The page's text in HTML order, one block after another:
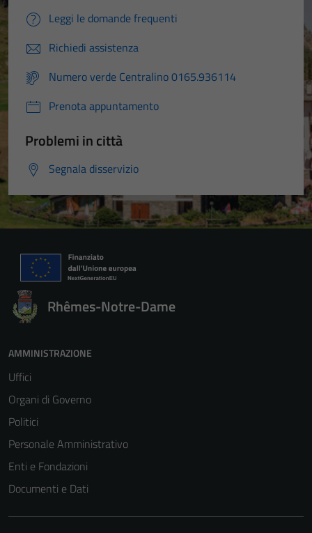
Leggi le domande frequenti
Richiedi assistenza
Numero verde Centralino 0165.936114
Prenota appuntamento
Problemi in città
Segnala disservizio
Rhêmes-Notre-Dame
AMMINISTRAZIONE
Uffici
Organi di Governo
Politici
Personale Amministrativo
Enti e Fondazioni
Documenti e Dati